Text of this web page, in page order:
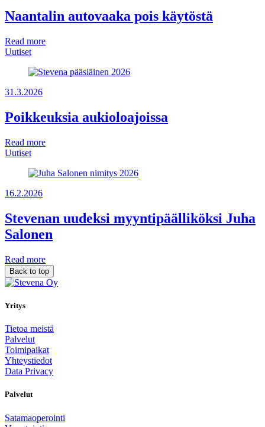
Naantalin autovaaka pois käytöstä
Read more
Uutiset
31.3.2026
Poikkeuksia aukioloajoissa
Read more
Uutiset
16.2.2026
Stevenan uudeksi myyntipäälliköksi Juha
Salonen
Read more
Back to top
Yritys
Tietoa meistä
Palvelut
Toimipaikat
Yhteystiedot
Data Privacy
Palvelut
Satamaoperointi